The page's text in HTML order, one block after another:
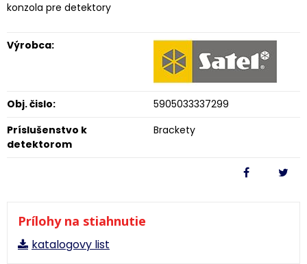
konzola pre detektory
Výrobca:
Obj. čislo:
5905033337299
Príslušenstvo k
detektorom
Brackety
Prílohy na stiahnutie
katalogovy list